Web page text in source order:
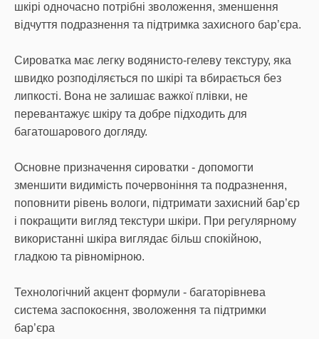
шкірі одночасно потрібні зволоження, зменшення
відчуття подразнення та підтримка захисного бар’єра.
Сироватка має легку водянисто-гелеву текстуру, яка
швидко розподіляється по шкірі та вбирається без
липкості. Вона не залишає важкої плівки, не
перевантажує шкіру та добре підходить для
багатошарового догляду.
Основне призначення сироватки - допомогти
зменшити видимість почервоніння та подразнення,
поповнити рівень вологи, підтримати захисний бар’єр
і покращити вигляд текстури шкіри. При регулярному
використанні шкіра виглядає більш спокійною,
гладкою та рівномірною.
Технологічний акцент формули - багаторівнева
система заспокоєння, зволоження та підтримки
бар’єра